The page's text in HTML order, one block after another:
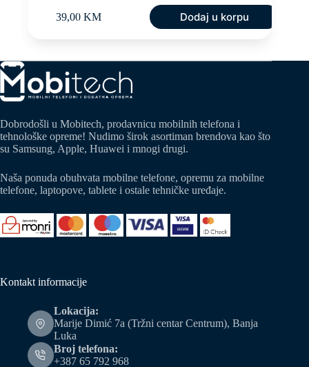
39,00 KM Dodaj u korpu
Dobrodošli u Mobitech, prodavnicu mobilnih telefona i
tehnološke opreme! Nudimo širok asortiman brendova kao što
su Samsung, Apple, Huawei i mnogi drugi.
Naša ponuda obuhvata mobilne telefone, opremu za mobilne
telefone, laptopove, tablete i ostale tehničke uređaje.
Kontakt informacije
Lokacija:
Marije Dimić 7a (Tržni centar Centrum), Banja
Luka
Broj telefona:
+387 65 792 968